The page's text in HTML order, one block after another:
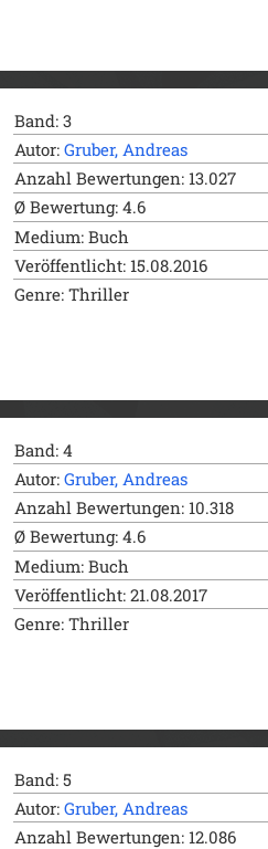
Band: 3
Autor:Gruber, Andreas
Anzahl Bewertungen: 13.027
Ø Bewertung: 4.6
Medium: Buch
Veröffentlicht: 15.08.2016
Genre: Thriller
Band: 4
Autor:Gruber, Andreas
Anzahl Bewertungen: 10.318
Ø Bewertung: 4.6
Medium: Buch
Veröffentlicht: 21.08.2017
Genre: Thriller
Band: 5
Autor:Gruber, Andreas
Anzahl Bewertungen: 12.086